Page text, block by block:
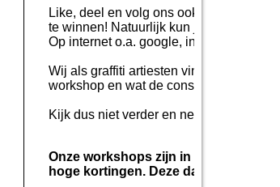
Like, deel en volg ons ook op social
te winnen! Natuurlijk kun je ons ook
Op internet o.a. google, instagram,
Wij als graffiti artiesten vinden dat je
workshop en wat de consequenties
Kijk dus niet verder en neem snel
Onze workshops zijn in overleg en
hoge kortingen. Deze data zijn op